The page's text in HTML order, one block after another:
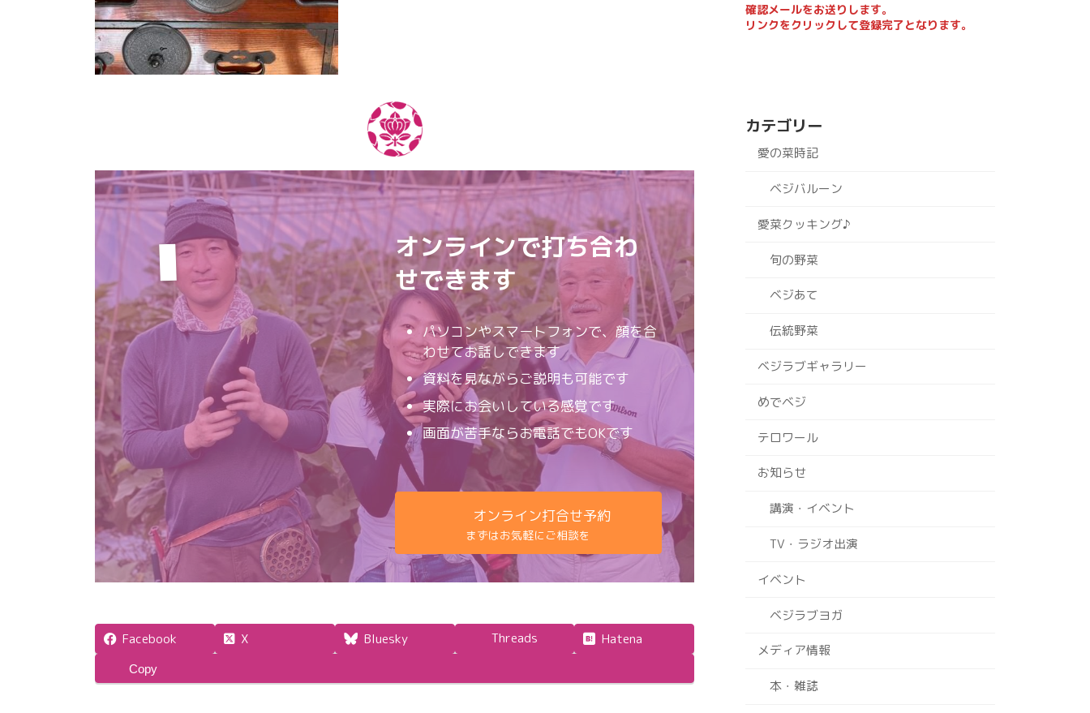
オンラインで打ち合わ
せできます
パソコンやスマートフォンで、顔を合
わせてお話しできます
資料を見ながらご説明も可能です
実際にお会いしている感覚です
画面が苦手ならお電話でもOKです
オンライン打合せ予約
まずはお気軽にご相談を
Facebook X Bluesky Threads Hatena
Copy
確認メールをお送りします。
リンクをクリックして登録完了となります。
カテゴリー
愛の菜時記
ベジバルーン
愛菜クッキング♪
旬の野菜
ベジあて
伝統野菜
ベジラブギャラリー
めでベジ
テロワール
お知らせ
講演・イベント
TV・ラジオ出演
イベント
ベジラブヨガ
メディア情報
本・雑誌